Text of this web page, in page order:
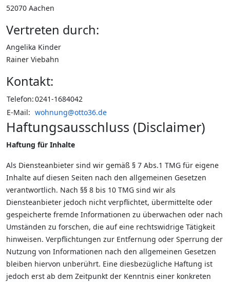
52070 Aachen
Vertreten durch:
Angelika Kinder
Rainer Viebahn
Kontakt:
Telefon:0241-1684042
E-Mail: wohnung@otto36.de
Haftungsausschluss (Disclaimer)
Haftung für Inhalte
Als Diensteanbieter sind wir gemäß § 7 Abs.1 TMG für eigene
Inhalte auf diesen Seiten nach den allgemeinen Gesetzen
verantwortlich. Nach §§ 8 bis 10 TMG sind wir als
Diensteanbieter jedoch nicht verpflichtet, übermittelte oder
gespeicherte fremde Informationen zu überwachen oder nach
Umständen zu forschen, die auf eine rechtswidrige Tätigkeit
hinweisen. Verpflichtungen zur Entfernung oder Sperrung der
Nutzung von Informationen nach den allgemeinen Gesetzen
bleiben hiervon unberührt. Eine diesbezügliche Haftung ist
jedoch erst ab dem Zeitpunkt der Kenntnis einer konkreten